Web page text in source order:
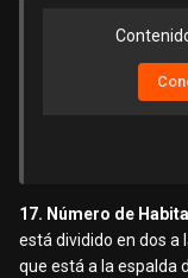
17. Número de
está dividido en dos a
que está a la espalda